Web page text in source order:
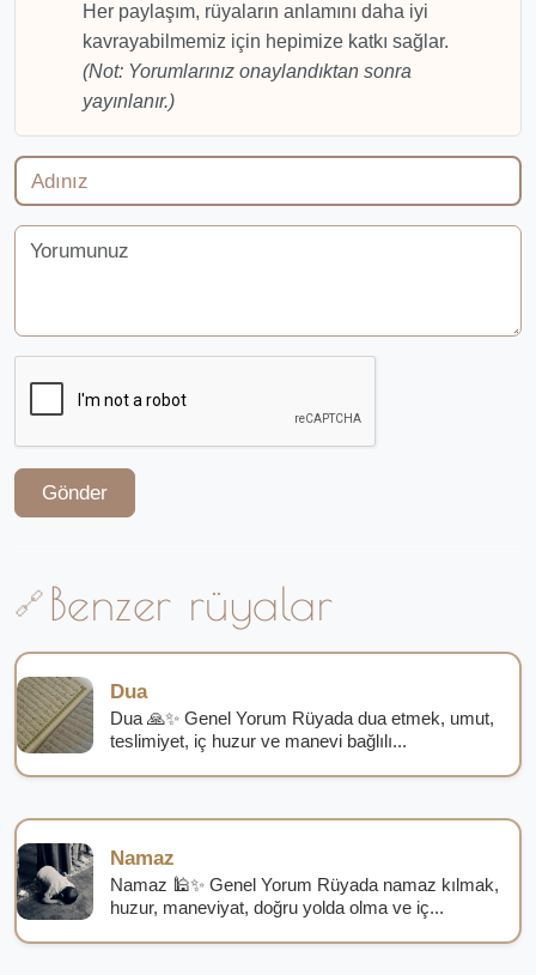
Her paylaşım, rüyaların anlamını daha iyi
kavrayabilmemiz için hepimize katkı sağlar.
(Not: Yorumlarınız onaylandıktan sonra
yayınlanır.)
Gönder
Benzer rüyalar
Dua
Dua 🙏✨ Genel Yorum Rüyada dua etmek, umut,
teslimiyet, iç huzur ve manevi bağlılı...
Namaz
Namaz 🕌✨ Genel Yorum Rüyada namaz kılmak,
huzur, maneviyat, doğru yolda olma ve iç...